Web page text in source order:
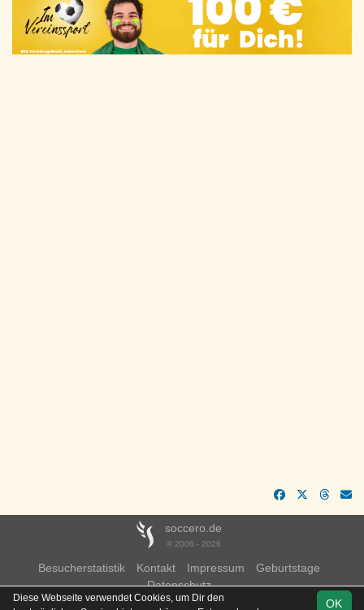
soccero.de
© 2006 - 2026
Besucherstatistik Kontakt Impressum
Geburtstage
Datenschutz
OK
Diese Webseite verwendet Cookies, um Dir den